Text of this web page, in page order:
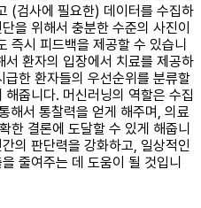
(검사에 필요한) 데이터를 수집하
을 위해서 충분한 수준의 사진이
즉시 피드백을 제공할 수 있습니
환자의 입장에서 치료를 제공하
한 환자들의 우선순위를 분류할
줍니다. 머신러닝의 역할은 수집
서 통찰력을 얻게 해주며, 의료
한 결론에 도달할 수 있게 해줍니
의 판단력을 강화하고, 일상적인
줄여주는 데 도움이 될 것입니